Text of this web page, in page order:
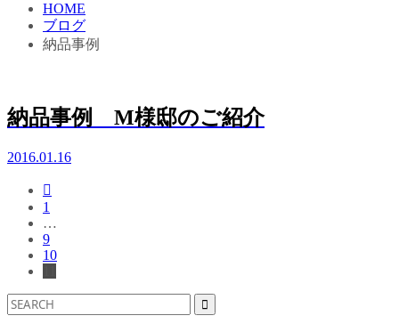
HOME
ブログ
納品事例
納品事例 M様邸のご紹介
2016.01.16

1
…
9
10